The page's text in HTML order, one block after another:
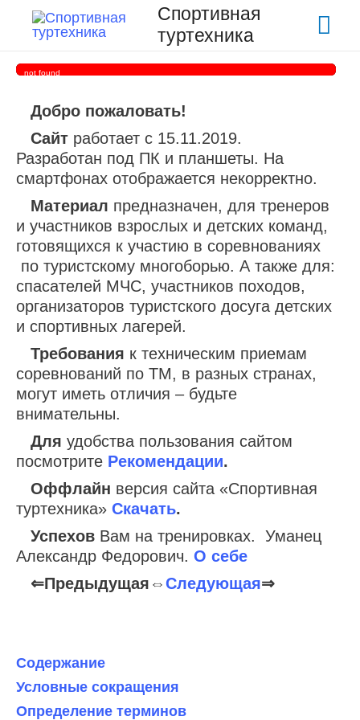
Спортивная
туртехника
not found
Добро пожаловать!
Сайт работает с 15.11.2019.
Разработан под ПК и планшеты. На
смартфонах отображается некорректно.
Материал предназначен, для тренеров
и участников взрослых и детских команд,
готовящихся к участию в соревнованиях
по туристскому многоборью. А также для:
спасателей МЧС, участников походов,
организаторов туристского досуга детских
и спортивных лагерей.
Требования к техническим приемам
соревнований по ТМ, в разных странах,
могут иметь отличия – будьте
внимательны.
Для удобства пользования сайтом
посмотрите Рекомендации.
Оффлайн версия сайта «Спортивная
туртехника» Скачать.
Успехов Вам на тренировках. Уманец
Александр Федорович. О себе
⇐Предыдущая⇔Следующая⇒
Содержание
Условные сокращения
Определение терминов